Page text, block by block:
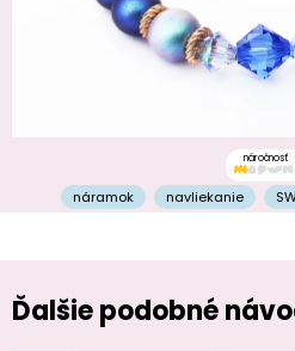
náročnosť
náramok navliekanie
Ďalšie podobné